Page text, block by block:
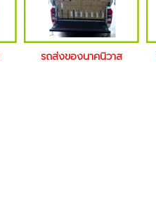
รถส่งของนาคนิวาส